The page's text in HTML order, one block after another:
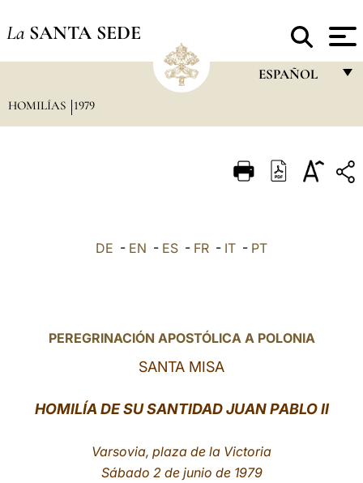
La SANTA SEDE
ESPAÑOL
ITALIANO
HOMILÍAS 1979
DE - EN - ES - FR - IT - PT
PEREGRINACIÓN APOSTÓLICA A POLONIA
SANTA MISA
HOMILÍA DE SU SANTIDAD JUAN PABLO II
Varsovia, plaza de la Victoria
Sábado 2 de junio de 1979